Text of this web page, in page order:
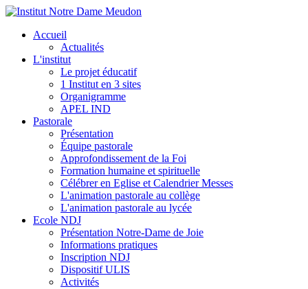
Accueil
Actualités
L'institut
Le projet éducatif
1 Institut en 3 sites
Organigramme
APEL IND
Pastorale
Présentation
Équipe pastorale
Approfondissement de la Foi
Formation humaine et spirituelle
Célébrer en Eglise et Calendrier Messes
L'animation pastorale au collège
L'animation pastorale au lycée
Ecole NDJ
Présentation Notre-Dame de Joie
Informations pratiques
Inscription NDJ
Dispositif ULIS
Activités